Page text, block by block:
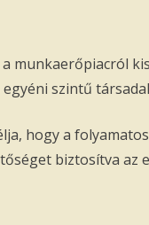
munkaerőpiacról
egyéni szintű
hogy a
biztosítva az